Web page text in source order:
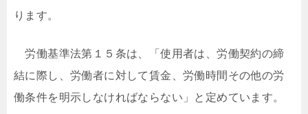
ります。
労働基準法第１５条は、「使用者は、労働契約の締
結に際し、労働者に対して賃金、労働時間その他の労
働条件を明示しなければならない」と定めています。